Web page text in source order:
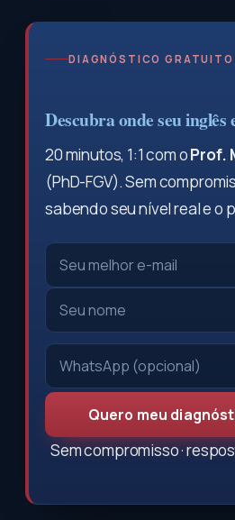
DIAGNÓSTICO
Descubra onde seu inglês
20 minutos, 1:1 com oProf.
(PhD-FGV). Sem
sabendo seu nível real e o
Quero meu
Sem compromisso ·